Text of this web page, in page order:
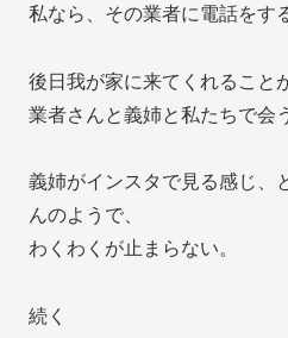
私なら、その業者に電話をす
後日我が家に来てくれること
業者さんと義姉と私たちで会
義姉がインスタで見る感じ、
んのようで、
わくわくが止まらない。
続く